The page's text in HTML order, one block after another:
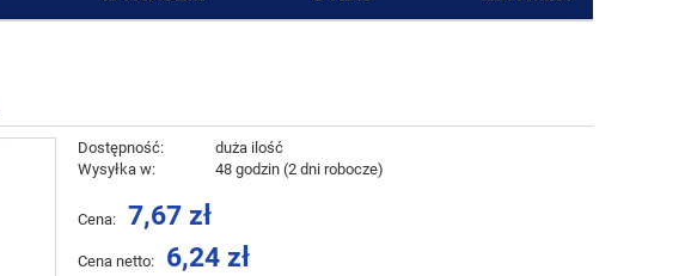
Dostępność:
duża ilość
Wysyłka w:
48 godzin (2 dni robocze)
Cena: 7,67 zł
Cena netto: 6,24 zł